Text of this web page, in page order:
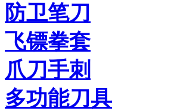
防卫笔刀
飞镖拳套
爪刀手刺
多功能刀具